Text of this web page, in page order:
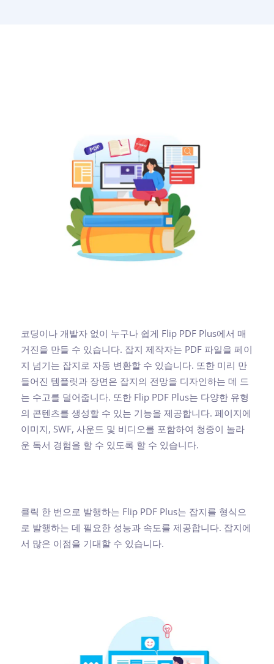
코딩이나 개발자 없이 누구나 쉽게 Flip PDF Plus에서 매
거진을 만들 수 있습니다. 잡지 제작자는 PDF 파일을 페이
지 넘기는 잡지로 자동 변환할 수 있습니다. 또한 미리 만
들어진 템플릿과 장면은 잡지의 전망을 디자인하는 데 드
는 수고를 덜어줍니다. 또한 Flip PDF Plus는 다양한 유형
의 콘텐츠를 생성할 수 있는 기능을 제공합니다. 페이지에
이미지, SWF, 사운드 및 비디오를 포함하여 청중이 놀라
운 독서 경험을 할 수 있도록 할 수 있습니다.
클릭 한 번으로 발행하는 Flip PDF Plus는 잡지를 형식으
로 발행하는 데 필요한 성능과 속도를 제공합니다. 잡지에
서 많은 이점을 기대할 수 있습니다.